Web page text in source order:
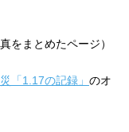
をまとめたページ）
「1.17の記録」 のオ